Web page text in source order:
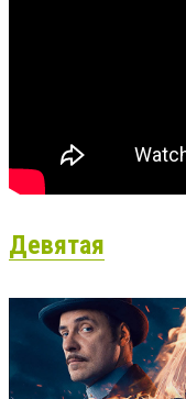
Девятая